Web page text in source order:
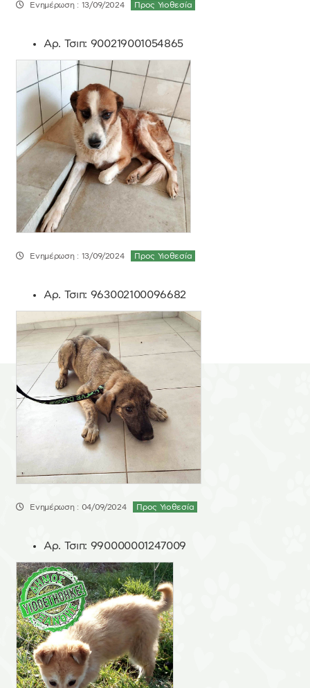
Προς Υιοθεσία
Ενημέρωση : 13/09/2024
Αρ. Τσιπ: 900219001054865
Προς Υιοθεσία
Ενημέρωση : 13/09/2024
Αρ. Τσιπ: 963002100096682
Προς Υιοθεσία
Ενημέρωση : 04/09/2024
Αρ. Τσιπ: 990000001247009